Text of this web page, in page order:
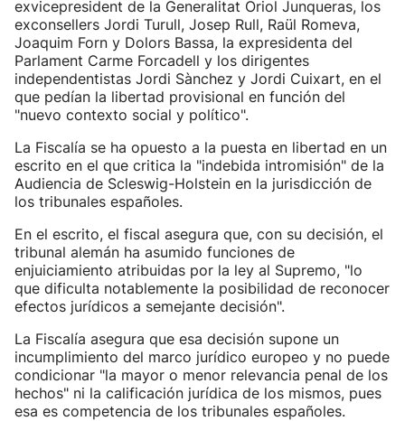
exvicepresident de la Generalitat Oriol Junqueras, los
exconsellers Jordi Turull, Josep Rull, Raül Romeva,
Joaquim Forn y Dolors Bassa, la expresidenta del
Parlament Carme Forcadell y los dirigentes
independentistas Jordi Sànchez y Jordi Cuixart, en el
que pedían la libertad provisional en función del
"nuevo contexto social y político".
La Fiscalía se ha opuesto a la puesta en libertad en un
escrito en el que critica la "indebida intromisión" de la
Audiencia de Scleswig-Holstein en la jurisdicción de
los tribunales españoles.
En el escrito, el fiscal asegura que, con su decisión, el
tribunal alemán ha asumido funciones de
enjuiciamiento atribuidas por la ley al Supremo, "lo
que dificulta notablemente la posibilidad de reconocer
efectos jurídicos a semejante decisión".
La Fiscalía asegura que esa decisión supone un
incumplimiento del marco jurídico europeo y no puede
condicionar "la mayor o menor relevancia penal de los
hechos" ni la calificación jurídica de los mismos, pues
esa es competencia de los tribunales españoles.